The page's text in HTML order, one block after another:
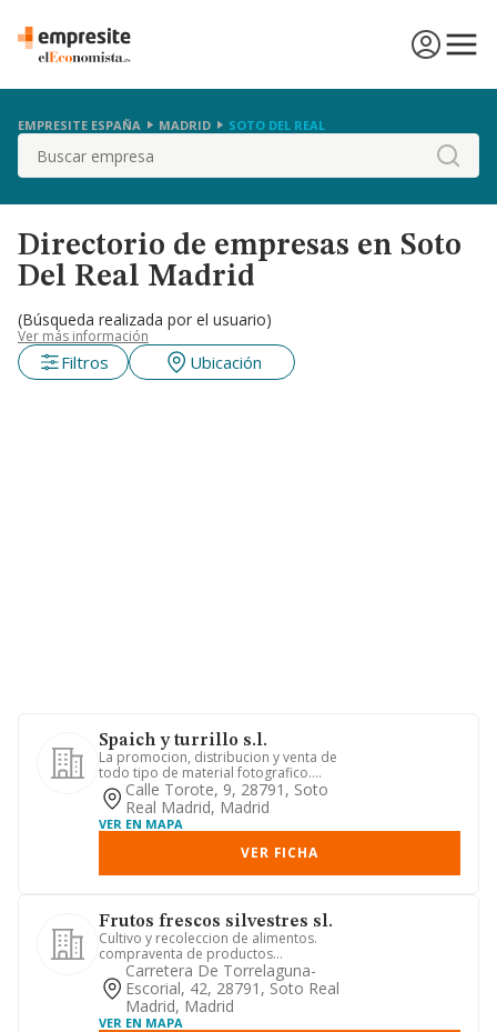
EMPRESITE ESPAÑA MADRID SOTO DEL REAL
Buscar
Directorio de empresas en Soto
Del Real Madrid
(Búsqueda realizada por el usuario)
Ver más información
Filtros Ubicación
Spaich y turrillo s.l.
La promocion, distribucion y venta de
todo tipo de material fotografico.
camaras, carretes, objetiv...
Calle Torote, 9, 28791, Soto
Real Madrid, Madrid
VER EN MAPA
VER FICHA
Frutos frescos silvestres sl.
Cultivo y recoleccion de alimentos.
compraventa de productos
alimenticios, al por mayor y al detall...
Carretera De Torrelaguna-
Escorial, 42, 28791, Soto Real
Madrid, Madrid
VER EN MAPA